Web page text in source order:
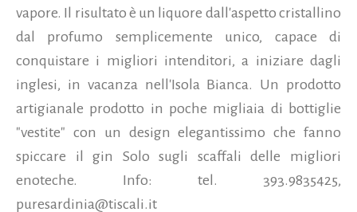
vapore. Il risultato è un liquore dall'aspetto cristallino
dal profumo semplicemente unico, capace di
conquistare i migliori intenditori, a iniziare dagli
inglesi, in vacanza nell'Isola Bianca. Un prodotto
artigianale prodotto in poche migliaia di bottiglie
"vestite" con un design elegantissimo che fanno
spiccare il gin Solo sugli scaffali delle migliori
enoteche. Info: tel. 393.9835425,
puresardinia@tiscali.it